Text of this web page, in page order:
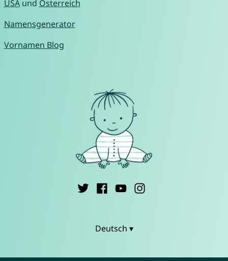
USAund Österreich
Namensgenerator
Vornamen Blog
Deutsch ▾